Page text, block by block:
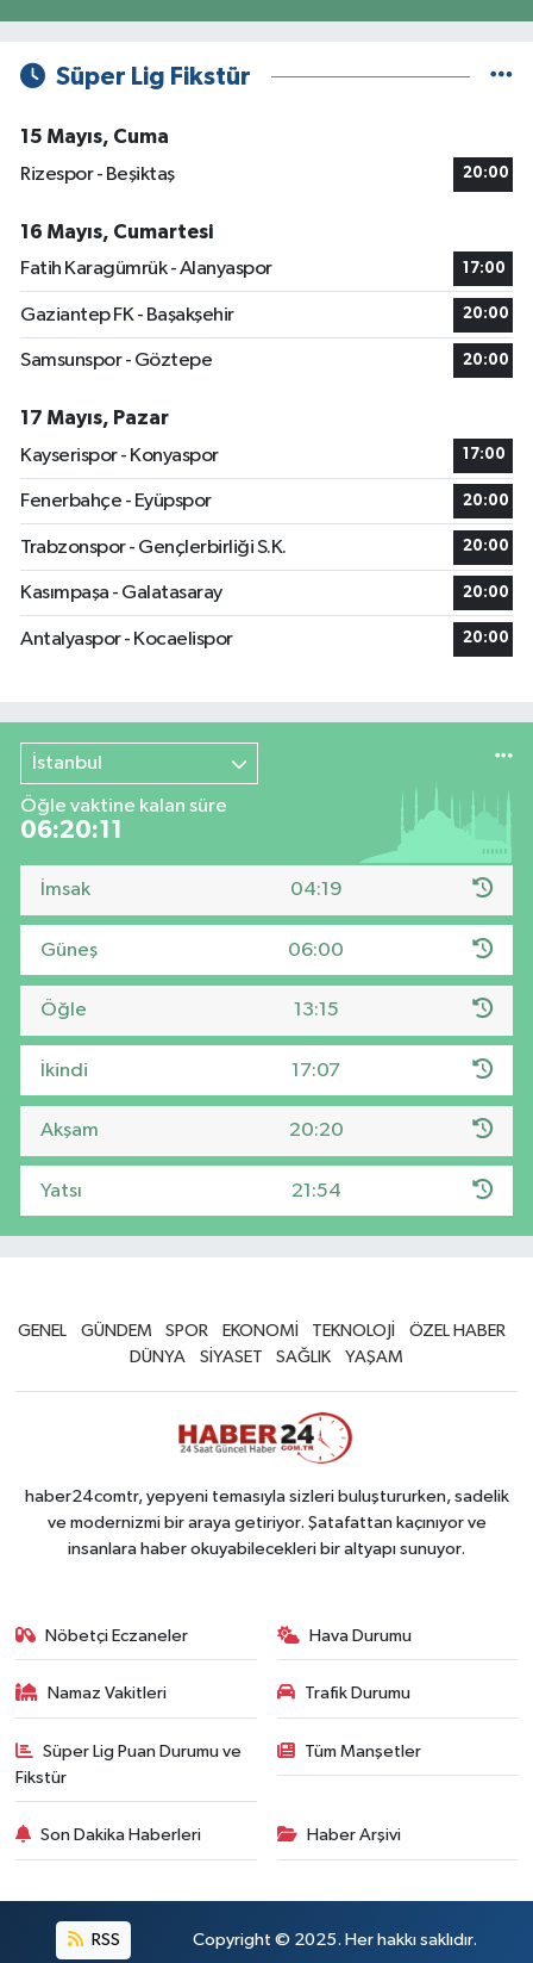
Süper Lig Fikstür
15 Mayıs, Cuma
Rizespor - Beşiktaş
20:00
16 Mayıs, Cumartesi
Fatih Karagümrük - Alanyaspor
17:00
Gaziantep FK - Başakşehir 20:00
Samsunspor - Göztepe 20:00
17 Mayıs, Pazar
Kayserispor - Konyaspor
17:00
Fenerbahçe - Eyüpspor 20:00
Trabzonspor - Gençlerbirliği S.K. 20:00
Kasımpaşa - Galatasaray 20:00
Antalyaspor - Kocaelispor 20:00
İstanbul
Öğle vaktine kalan süre
06:20:10
İmsak 04:19
Güneş 06:00
Öğle 13:15
İkindi 17:07
Akşam 20:20
Yatsı 21:54
GENEL GÜNDEM SPOR EKONOMİ TEKNOLOJİ
ÖZEL HABER
DÜNYA
SİYASET SAĞLIK YAŞAM
haber24comtr, yepyeni temasıyla sizleri buluştururken, sadelik
ve modernizmi bir araya getiriyor. Şatafattan kaçınıyor ve
insanlara haber okuyabilecekleri bir altyapı sunuyor.
Nöbetçi Eczaneler Hava Durumu
Namaz Vakitleri Trafik Durumu
Süper Lig Puan Durumu ve
Fikstür
Tüm Manşetler
Son Dakika Haberleri Haber Arşivi
RSS Copyright © 2025. Her hakkı saklıdır.